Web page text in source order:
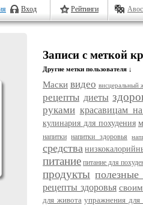
Вход Рейтинги
Записи с меткой
Другие метки пользователя ↓
Маски видео висцеральный
рецепты диеты
руками красавицам
кулинария для похудения
напитки напитки здоровья
средства
питание питание для
продукты
рецепты здоровья
для живота упражнения для